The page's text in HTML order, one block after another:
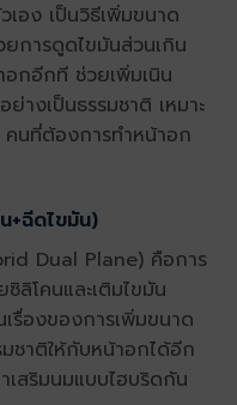
เป็นวิธีเพิ่มขนาด
การดูดไขมันส่วนเกิน
อกอีกที ช่วยเพิ่มเนิน
างเป็นธรรมชาติ เหมาะ
นที่ต้องการทำหน้าอก
+ฉีดไขมัน)
Plane) คือการ
ลิโคนและเติมไขมัน
รื่องของการเพิ่มขนาด
ชาติให้กับหน้าอกได้อีก
สริมนมแบบไฮบริดกัน